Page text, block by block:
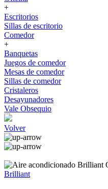
+
Escritorios
Sillas de escritorio
Comedor
+
Banquetas
Juegos de comedor
Mesas de comedor
Sillas de comedor
Cristaleros
Desayunadores
Vale Obsequio
Volver
Brilliant